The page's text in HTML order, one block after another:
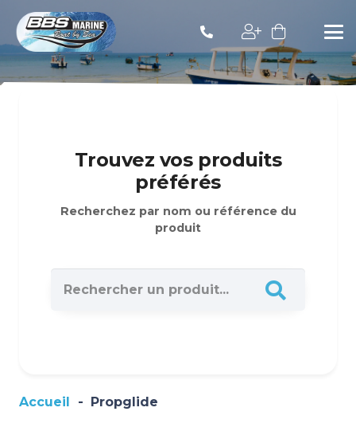
Trouvez vos produits
préférés
Recherchez par nom ou référence du
produit
Accueil - Propglide